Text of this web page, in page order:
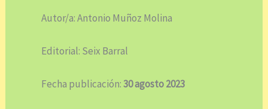
Autor/a: Antonio Muñoz Molina
Editorial: Seix Barral
Fecha publicación:30 agosto 2023